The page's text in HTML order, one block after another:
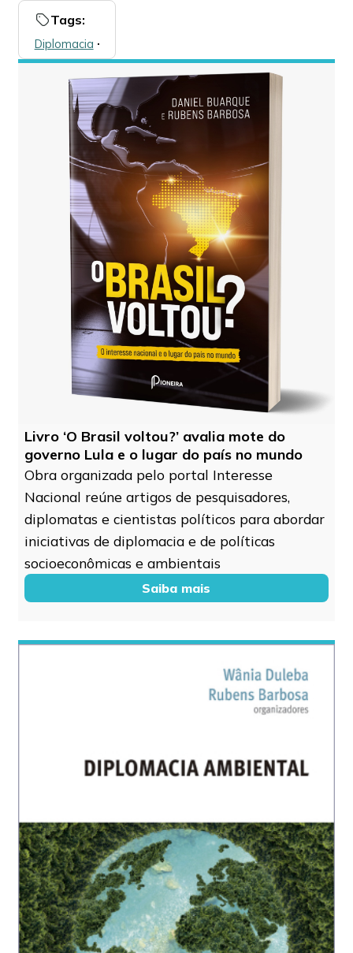
Tags:
Diplomacia 🞌
Livro ‘O Brasil voltou?’ avalia mote do
governo Lula e o lugar do país no mundo
Obra organizada pelo portal Interesse
Nacional reúne artigos de pesquisadores,
diplomatas e cientistas políticos para abordar
iniciativas de diplomacia e de políticas
socioeconômicas e ambientais
Saiba mais